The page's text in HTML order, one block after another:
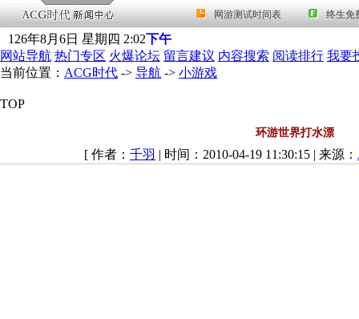
126年8月 6日 星期四 2:02下午
网站导航 热门专区 火爆论坛 留言建议 内容搜索 阅读排行 我要
当前位置： ACG时代 -> 导航 -> 小游戏
TOP
环游世界打水漂
[ 作者： 千羽 | 时间：2010-04-19 11:30:15 | 来源：